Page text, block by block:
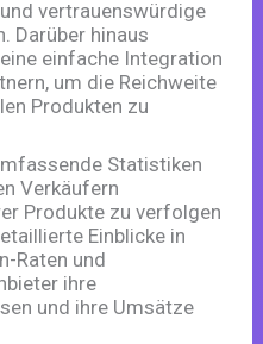
vertrauenswürdige
Darüber hinaus
einfache Integration
um die Reichweite
Produkten zu
Statistiken
Verkäufern
Produkte zu verfolgen
Einblicke in
Raten und
ihre
und ihre Umsätze